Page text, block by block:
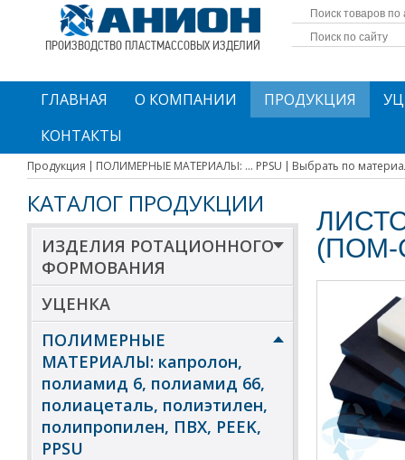
ПРОИЗВОДСТВО ПЛАСТМАССОВЫХ ИЗДЕЛИЙ
ГЛАВНАЯ О КОМПАНИИ ПРОДУКЦИЯ
КОНТАКТЫ
Продукция ПОЛИМЕРНЫЕ МАТЕРИАЛЫ: ... PPSU Выбрать по
КАТАЛОГ ПРОДУКЦИИ
ИЗДЕЛИЯ РОТАЦИОННОГО
ФОРМОВАНИЯ
УЦЕНКА
ПОЛИМЕРНЫЕ
МАТЕРИАЛЫ: капролон,
полиамид 6, полиамид 66,
полиацеталь, полиэтилен,
полипропилен, ПВХ, PEEK,
PPSU
(ПОМ-